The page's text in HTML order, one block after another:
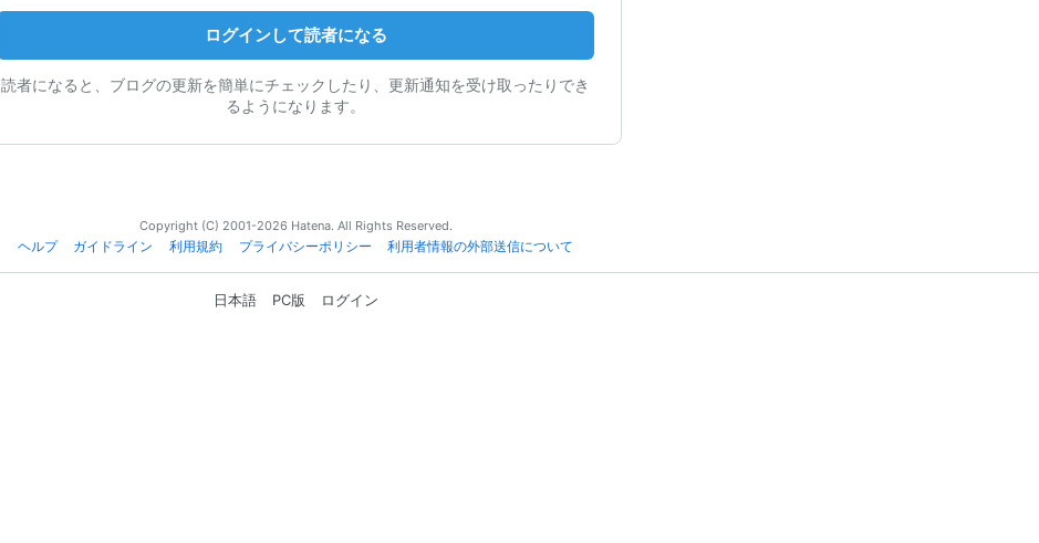
ログインして読者になる
読者になると、ブログの更新を簡単にチェックしたり、更新通知を受け取ったりでき
るようになります。
Copyright (C) 2001-2026 Hatena. All Rights Reserved.
ヘルプ
ガイドライン 利用規約 プライバシーポリシー 利用者情報の外部送信について
日本語 PC版 ログイン